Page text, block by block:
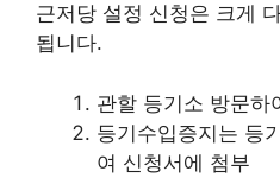
근저당 설정 신청은 크게
됩니다.
관할 등기소 방문하
등기수입증지는 등
여 신청서에 첨부